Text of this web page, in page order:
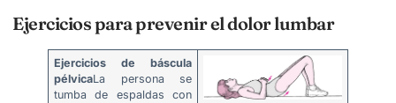
Ejercicios para prevenir el dolor lumbar
Ejercicios de báscula
pélvicaLa persona se
tumba de espaldas con